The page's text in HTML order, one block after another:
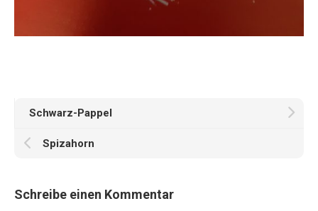
Schwarz-Pappel
Spizahorn
Schreibe einen Kommentar